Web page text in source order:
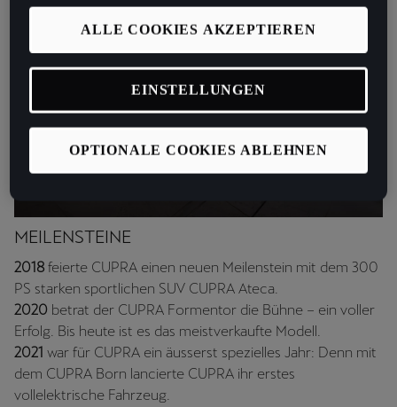
MEILENSTEINE
2018 feierte CUPRA einen neuen Meilenstein mit dem 300
PS starken sportlichen SUV CUPRA Ateca.
2020 betrat der CUPRA Formentor die Bühne – ein voller
Erfolg. Bis heute ist es das meistverkaufte Modell.
2021 war für CUPRA ein äusserst spezielles Jahr: Denn mit
dem CUPRA Born lancierte CUPRA ihr erstes
vollelektrische Fahrzeug.
OPTIONALE COOKIES ABLEHNEN
ALLE COOKIES AKZEPTIEREN
EINSTELLUNGEN